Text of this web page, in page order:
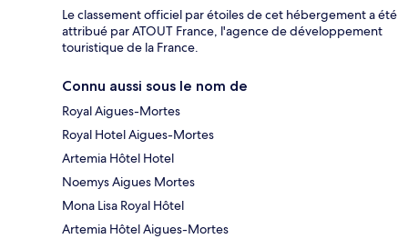
Le classement officiel par étoiles de cet hébergement a été
attribué par ATOUT France, l'agence de développement
touristique de la France.
Connu aussi sous le nom de
Royal Aigues-Mortes
Royal Hotel Aigues-Mortes
Artemia Hôtel Hotel
Noemys Aigues Mortes
Mona Lisa Royal Hôtel
Artemia Hôtel Aigues-Mortes